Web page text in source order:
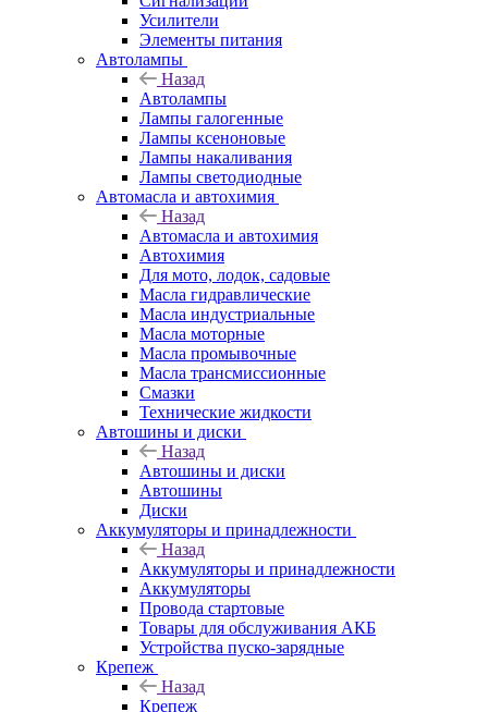
Усилители
Элементы питания
Автолампы
Назад
Автолампы
Лампы галогенные
Лампы ксеноновые
Лампы накаливания
Лампы светодиодные
Автомасла и автохимия
Назад
Автомасла и автохимия
Автохимия
Для мото, лодок, садовые
Масла гидравлические
Масла индустриальные
Масла моторные
Масла промывочные
Масла трансмиссионные
Смазки
Технические жидкости
Автошины и диски
Назад
Автошины и диски
Автошины
Диски
Аккумуляторы и принадлежности
Назад
Аккумуляторы и принадлежности
Аккумуляторы
Провода стартовые
Товары для обслуживания АКБ
Устройства пуско-зарядные
Крепеж
Назад
Крепеж